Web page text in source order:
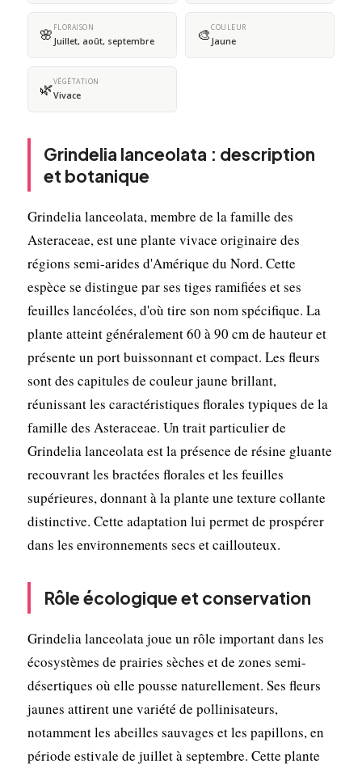
🌸 FLORAISON
Juillet, août, septembre 🎨COULEUR
Jaune
🌿VÉGÉTATION
Vivace
Grindelia lanceolata : description
et botanique
Grindelia lanceolata, membre de la famille des
Asteraceae, est une plante vivace originaire des
régions semi-arides d'Amérique du Nord. Cette
espèce se distingue par ses tiges ramifiées et ses
feuilles lancéolées, d'où tire son nom spécifique. La
plante atteint généralement 60 à 90 cm de hauteur et
présente un port buissonnant et compact. Les fleurs
sont des capitules de couleur jaune brillant,
réunissant les caractéristiques florales typiques de la
famille des Asteraceae. Un trait particulier de
Grindelia lanceolata est la présence de résine gluante
recouvrant les bractées florales et les feuilles
supérieures, donnant à la plante une texture collante
distinctive. Cette adaptation lui permet de prospérer
dans les environnements secs et caillouteux.
Rôle écologique et conservation
Grindelia lanceolata joue un rôle important dans les
écosystèmes de prairies sèches et de zones semi-
désertiques où elle pousse naturellement. Ses fleurs
jaunes attirent une variété de pollinisateurs,
notamment les abeilles sauvages et les papillons, en
période estivale de juillet à septembre. Cette plante